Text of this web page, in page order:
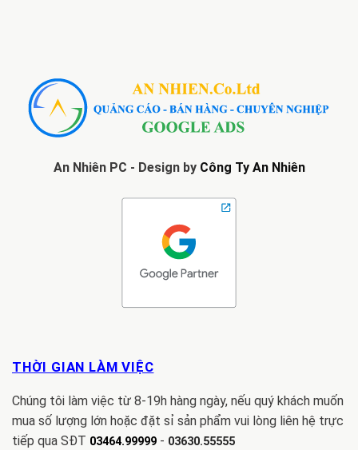
An Nhiên PC - Design by Công Ty An Nhiên
THỜI GIAN LÀM VIỆC
Chúng tôi làm việc từ 8-19h hàng ngày, nếu quý khách muốn
mua số lượng lớn hoặc đặt sỉ sản phẩm vui lòng liên hệ trực
tiếp qua SĐT 03464.99999 - 03630.55555